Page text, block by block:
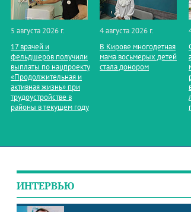
5 августа 2026 г.
17 врачей и
фельдшеров получили
выплаты по нацпроекту
«Продолжительная и
активная жизнь» при
трудоустройстве в
районы в текущем году
4 августа 2026 г.
В Кирове многодетная
мама восьмерых детей
стала донором
ИНТЕРВЬЮ